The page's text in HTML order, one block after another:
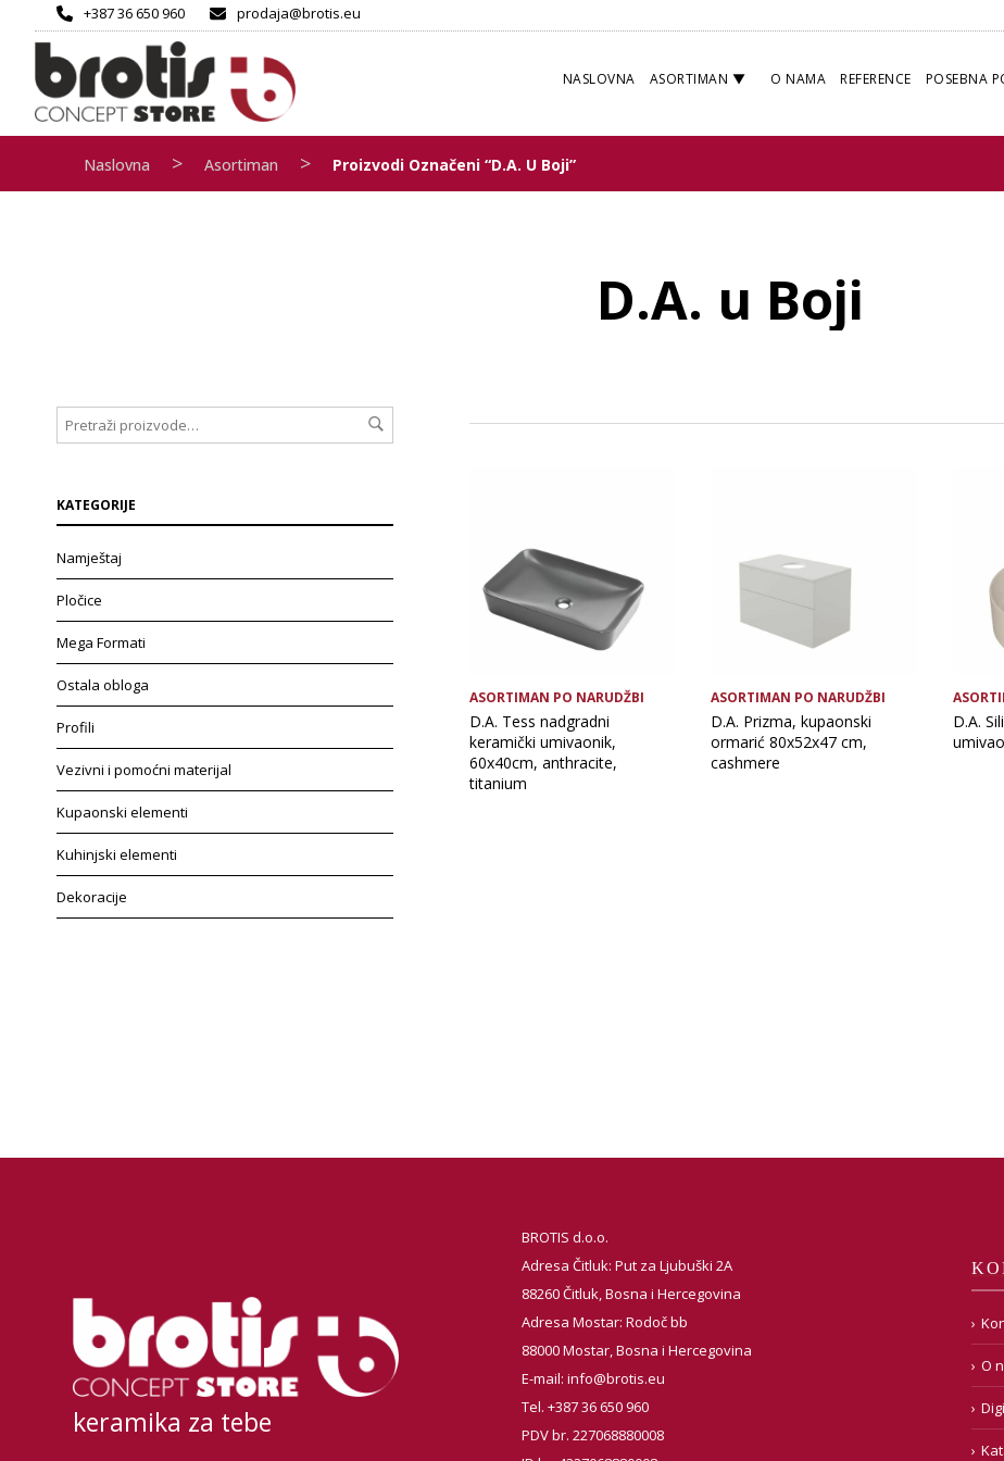
+387 36 650 960 prodaja@brotis.eu
NASLOVNA ASORTIMAN O NAMA REFERENCE POSEBNA
Naslovna > Asortiman > Proizvodi Označeni “D.A. U Boji”
D.A. u Boji
KATEGORIJE
Namještaj
Pločice
Mega Formati
Ostala obloga
Profili
Vezivni i pomoćni materijal
Kupaonski elementi
Kuhinjski elementi
Dekoracije
ASORTIMAN PO NARUDŽBI
D.A. Tess nadgradni
keramički umivaonik,
60x40cm, anthracite,
titanium
ASORTIMAN PO NARUDŽBI
D.A. Prizma, kupaonski
ormarić 80x52x47 cm,
cashmere
D.A.
keramika za tebe
BROTIS d.o.o.
Adresa Čitluk: Put za Ljubuški 2A
88260 Čitluk, Bosna i Hercegovina
Adresa Mostar: Rodoč bb
88000 Mostar, Bosna i Hercegovina
E-mail:info@brotis.eu
Tel. +387 36 650 960
PDV br. 227068880008
O